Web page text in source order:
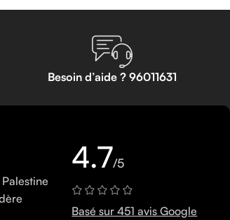
Besoin d’aide ? 96011631
Palestine
4.7/5
Basé sur 451 avis Google